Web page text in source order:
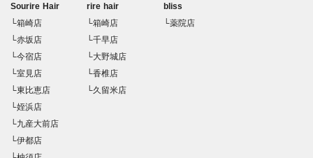
Sourire Hair
└箱崎店
└赤坂店
└今宿店
└室見店
└東比恵店
└姪浜店
└九産大前店
└伊都店
rire hair
└箱崎店
└千早店
└大野城店
└香椎店
└久留米店
bliss
└薬院店